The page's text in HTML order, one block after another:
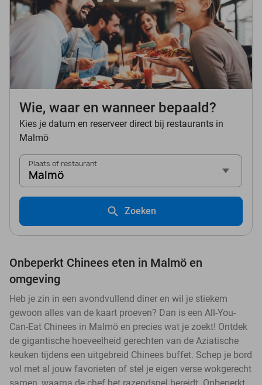
Wie, waar en wanneer bepaald?
Kies je datum en reserveer direct bij restaurants in
Malmö
Plaats of restaurant
Malmö
Zoeken
Onbeperkt Chinees eten in Malmö en
omgeving
Heb je zin in een avondvullend diner en wil je stiekem
gewoon alles van de kaart proeven? Dan is een All-You-
Can-Eat Chinees in Malmö en precies wat je zoekt! Ontdek
de gigantische hoeveelheid gerechten van de Aziatische
keuken tijdens een uitgebreid Chinees buffet. Schep je bord
vol met al jouw favorieten of stel je eigen verse wokgerecht